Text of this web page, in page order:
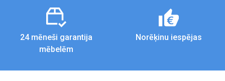
24 mēneši garantija
mēbelēm
Norēķinu iespējas